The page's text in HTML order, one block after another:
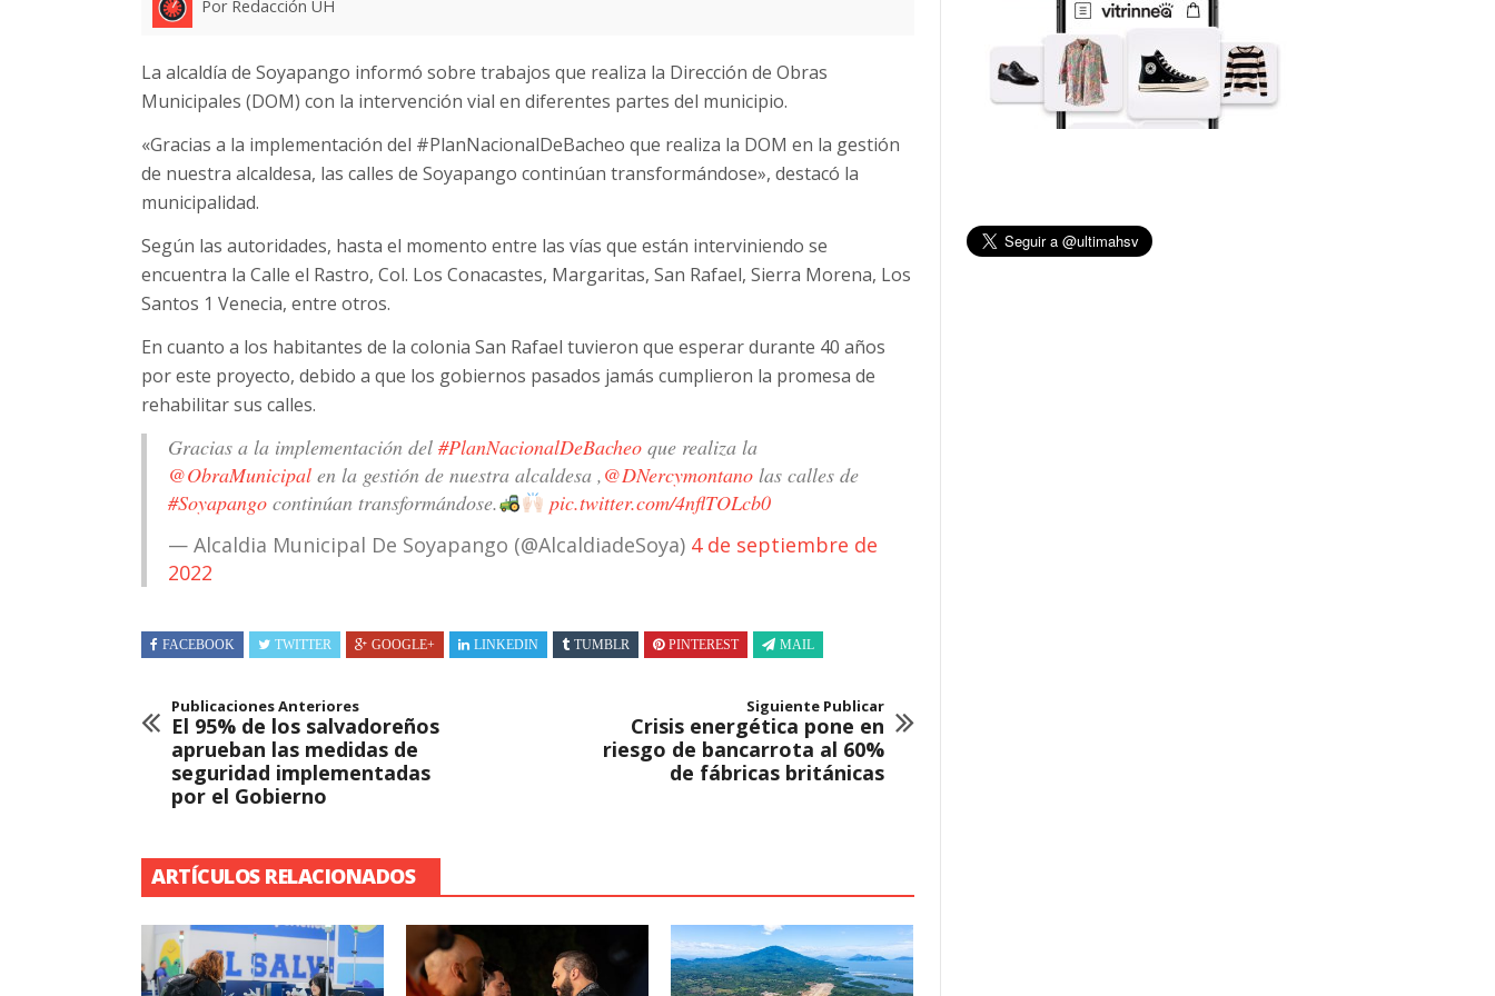
Por Redacción UH
La alcaldía de Soyapango informó sobre trabajos que realiza la Dirección de Obras
Municipales (DOM) con la intervención vial en diferentes partes del municipio.
«Gracias a la implementación del #PlanNacionalDeBacheo que realiza la DOM en la gestión
de nuestra alcaldesa, las calles de Soyapango continúan transformándose», destacó la
municipalidad.
Según las autoridades, hasta el momento entre las vías que están interviniendo se
encuentra la Calle el Rastro, Col. Los Conacastes, Margaritas, San Rafael, Sierra Morena, Los
Santos 1 Venecia, entre otros.
En cuanto a los habitantes de la colonia San Rafael tuvieron que esperar durante 40 años
por este proyecto, debido a que los gobiernos pasados jamás cumplieron la promesa de
rehabilitar sus calles.
Gracias a la implementación del #PlanNacionalDeBacheo que realiza la
@ObraMunicipal en la gestión de nuestra alcaldesa ,@DNercymontano las calles de
#Soyapango continúan transformándose.
pic.twitter.com/4nflTOLcb0
— Alcaldia Municipal De Soyapango (@AlcaldiadeSoya) 4 de septiembre de
2022
FACEBOOK TWITTER GOOGLE+ LINKEDIN TUMBLR PINTEREST MAIL
Publicaciones Anteriores
El 95% de los salvadoreños
aprueban las medidas de
seguridad implementadas
por el Gobierno
Siguiente Publicar
Crisis energética pone en
riesgo de bancarrota al 60%
de fábricas británicas
ARTÍCULOS RELACIONADOS